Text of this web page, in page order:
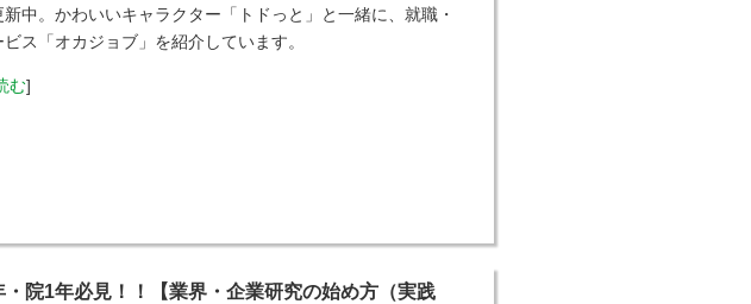
新中。かわいいキャラクター「トドっと」と一緒に、就職・
ス「オカジョブ」を紹介しています。
む]
・院1年必見！！【業界・企業研究の始め方（実践